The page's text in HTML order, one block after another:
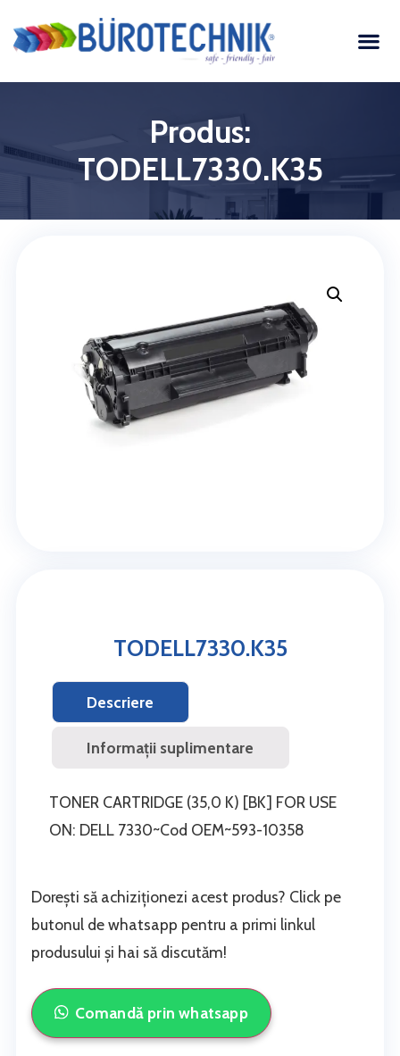
Produs:
TODELL7330.K35
TODELL7330.K35
Descriere
Informații suplimentare
TONER CARTRIDGE (35,0 K) [BK] FOR USE
ON: DELL 7330~Cod OEM~593-10358
Dorești să achiziționezi acest produs? Click pe
butonul de whatsapp pentru a primi linkul
produsului și hai să discutăm!
Comandă prin whatsapp